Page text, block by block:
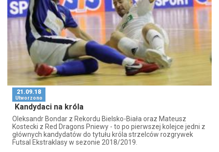
21.09.18
Utworzono
Kandydaci na króla
Oleksandr Bondar z Rekordu Bielsko-Biała oraz Mateusz
Kostecki z Red Dragons Pniewy - to po pierwszej kolejce jedni z
głównych kandydatów do tytułu króla strzelców rozgrywek
Futsal Ekstraklasy w sezonie 2018/2019.